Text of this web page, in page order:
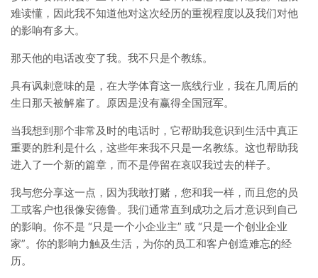
难读懂，因此我不知道他对这次经历的重视程度以及我们对他
的影响有多大。
那天他的电话改变了我。我不只是个教练。
具有讽刺意味的是，在大学体育这一底线行业，我在几周后的
生日那天被解雇了。原因是没有赢得全国冠军。
当我想到那个非常及时的电话时，它帮助我意识到生活中真正
重要的胜利是什么，这些年来我不只是一名教练。这也帮助我
进入了一个新的篇章，而不是停留在哀叹我过去的样子。
我与您分享这一点，因为我敢打赌，您和我一样，而且您的员
工或客户也很像安德鲁。我们通常直到成功之后才意识到自己
的影响。你不是 “只是一个小企业主” 或 “只是一个创业企业
家”。你的影响力触及生活，为你的员工和客户创造难忘的经
历。